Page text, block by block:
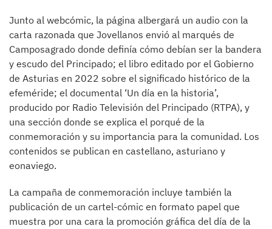
Junto al webcómic, la página albergará un audio con la
carta razonada que Jovellanos envió al marqués de
Camposagrado donde definía cómo debían ser la bandera
y escudo del Principado; el libro editado por el Gobierno
de Asturias en 2022 sobre el significado histórico de la
efeméride; el documental ‘Un día en la historia’,
producido por Radio Televisión del Principado (RTPA), y
una sección donde se explica el porqué de la
conmemoración y su importancia para la comunidad. Los
contenidos se publican en castellano, asturiano y
eonaviego.
La campaña de conmemoración incluye también la
publicación de un cartel-cómic en formato papel que
muestra por una cara la promoción gráfica del día de la